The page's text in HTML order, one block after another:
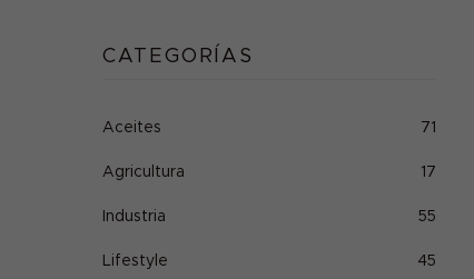
CATEGORÍAS
Aceites 71
Agricultura 17
Industria 55
Lifestyle 45